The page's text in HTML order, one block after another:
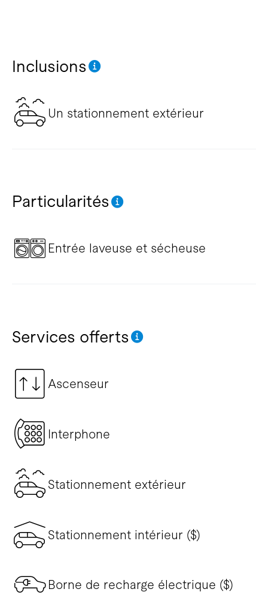
Inclusions
Un stationnement extérieur
Particularités
Entrée laveuse et sécheuse
Services offerts
Ascenseur
Interphone
Stationnement extérieur
Stationnement intérieur ($)
Borne de recharge électrique ($)